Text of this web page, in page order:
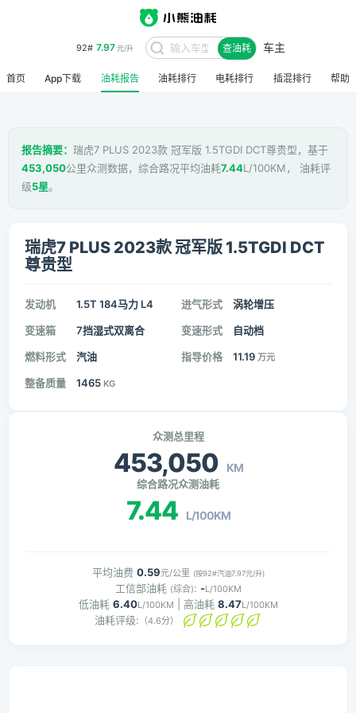
92# 7.97元/升 查油耗 车主
首页 App下载 油耗报告 油耗排行 电耗排行 插混排行 帮助
报告摘要： 瑞虎7 PLUS 2023款 冠军版 1.5TGDI DCT尊贵型，基于
453,050公里众测数据，综合路况平均油耗7.44L/100KM， 油耗评
级5星。
瑞虎7 PLUS 2023款 冠军版 1.5TGDI DCT
尊贵型
发动机 1.5T 184马力 L4 进气形式 涡轮增压
变速箱 7挡湿式双离合 变速形式 自动档
燃料形式 汽油 指导价格 11.19 万元
整备质量 1465 KG
众测总里程
453,050 KM
综合路况众测油耗
7.44 L/100KM
平均油费 0.59元/公里 (按92#汽油7.97元/升)
工信部油耗 (综合): -L/100KM
低油耗 6.40L/100KM | 高油耗 8.47L/100KM
油耗评级: （4.6分）